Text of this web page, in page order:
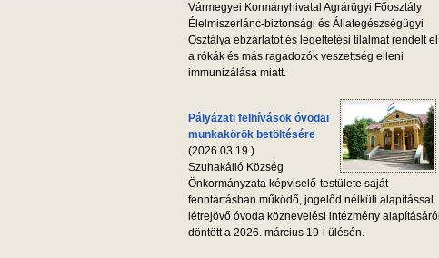
Vármegyei Kormányhivatal Agrárügyi Főosztály
Élelmiszerlánc-biztonsági és Állategészségügyi
Osztálya ebzárlatot és legeltetési tilalmat rendelt el
a rókák és más ragadozók veszettség elleni
immunizálása miatt.
Pályázati felhívások óvodai
munkakörök betöltésére
(2026.03.19.)
Szuhakálló Község
Önkormányzata képviselő-testülete saját
fenntartásban működő, jogelőd nélküli alapítással
létrejövő óvoda köznevelési intézmény alapításáról
döntött a 2026. március 19-i ülésén.